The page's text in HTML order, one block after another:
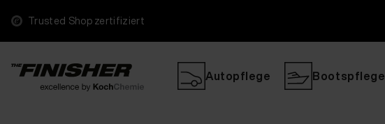
Trusted Shop zertifiziert
Autopflege Bootspflege